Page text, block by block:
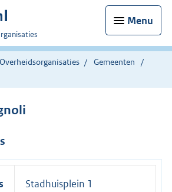
Menu
Gemeenten
Stadhuisplein 1